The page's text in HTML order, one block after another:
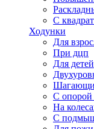
С
Ходунки
Для
При дцп
Для детей
С опорой
На
С